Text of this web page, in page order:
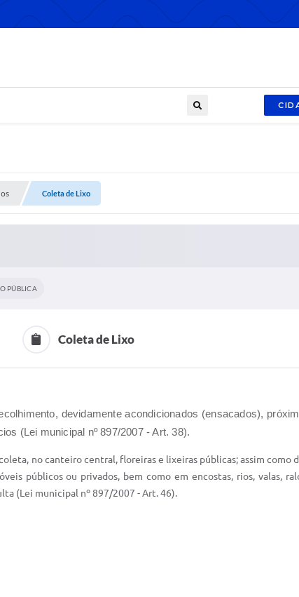
Coleta de Lixo
PÚBLICA
Coleta de Lixo
devidamente acondicionados (ensacados),
(Lei municipal nº 897/2007 - Art. 38).
no canteiro central, floreiras e lixeiras públicas; assim
públicos ou privados, bem como em encostas, rios, valas,
(Lei municipal nº 897/2007 - Art. 46).